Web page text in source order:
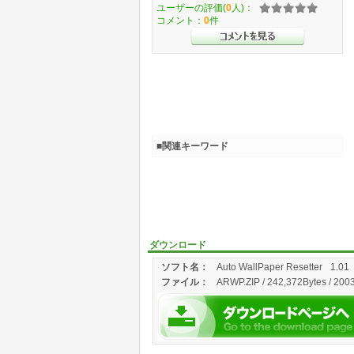
ダウンロード
ソフト名：
Auto WallPaper Resetter 1.01
ファイル： ARWP.ZIP / 242,372Bytes /
ユーザーの評価(0 人)：
コメント： 0件
■関連キーワード